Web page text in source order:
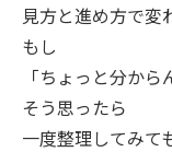
見方と進め方で変
もし
「ちょっと分か
そう思ったら
一度整理してみて